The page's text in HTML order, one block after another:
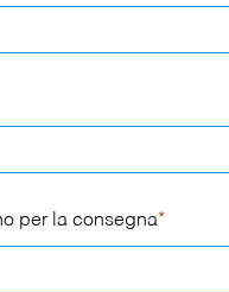
per la consegna*